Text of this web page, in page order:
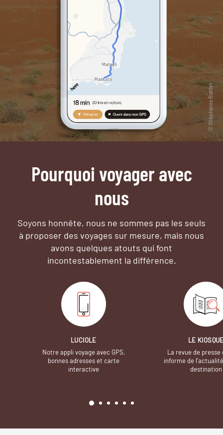
Pourquoi voyager avec
nous
Soyons honnête, nous ne sommes pas les seuls
à proposer des voyages sur mesure, mais nous
avons quelques atouts qui font
incontestablement la différence.
LUCIOLE
Notre appli voyage avec GPS,
bonnes adresses et carte
interactive
LE
La revue de presse
informe de
destination